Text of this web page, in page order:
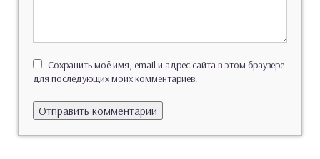
Сохранить моё имя, email и адрес сайта в этом браузере
для последующих моих комментариев.